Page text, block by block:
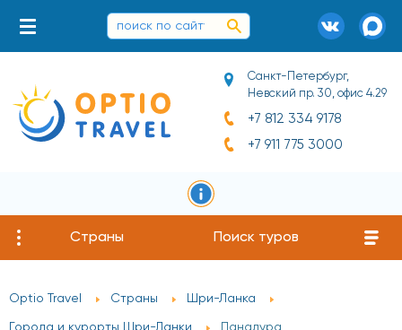
Санкт-Петербург,
Невский пр. 30, офис 4.29
+7 812 334 9178
+7 911 775 3000
Страны Поиск туров
Optio Travel Страны Шри-Ланка
Города и курорты Шри-Ланки Панадура